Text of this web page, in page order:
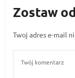
Zostaw
Twoj adres e-mail